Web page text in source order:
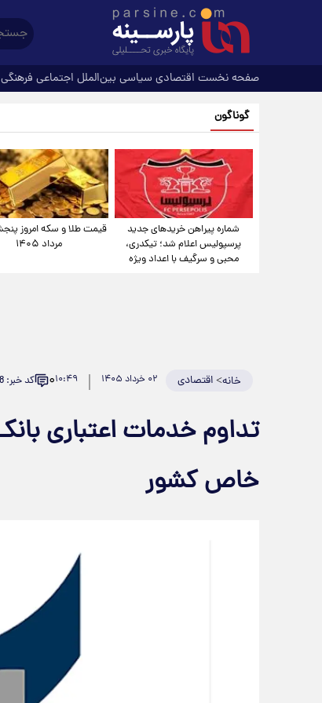
صفحه نخست اقتصادی سیاسی بین‌الملل اجتماعی فرهنگی
گوناگون
شماره پیراهن خریدهای جدید
پرسپولیس اعلام شد؛ تیکدری،
محبی و سرگیف با اعداد ویژه
مرداد ۱۴۰۵
خانه>اقتصادی ۰۲ خرداد ۱۴۰۵ ۱۰:۴۹۰ کد خبر: 982518
تداوم خدمات اعتباری
خاص کشور